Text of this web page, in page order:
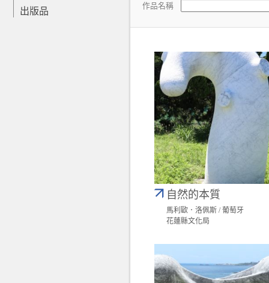
出版品
作品名稱
自然的本質
馬利歐．洛佩斯 / 葡萄牙
花蓮縣文化局